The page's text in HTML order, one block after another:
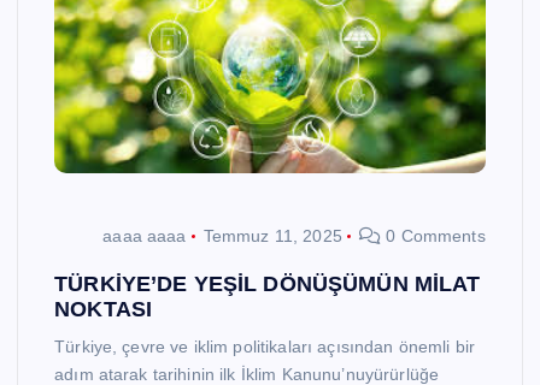
aaaa aaaa Temmuz 11, 2025 0 Comments
TÜRKİYE’DE YEŞİL DÖNÜŞÜMÜN MİLAT
NOKTASI
Türkiye, çevre ve iklim politikaları açısından önemli bir
adım atarak tarihinin ilk İklim Kanunu’nuyürürlüğe